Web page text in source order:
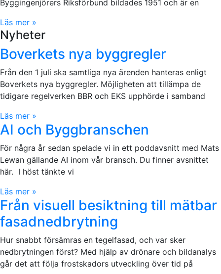
Byggingenjörers Riksförbund bildades 1951 och är en
Läs mer »
Nyheter
Boverkets nya byggregler
Från den 1 juli ska samtliga nya ärenden hanteras enligt
Boverkets nya byggregler. Möjligheten att tillämpa de
tidigare regelverken BBR och EKS upphörde i samband
Läs mer »
AI och Byggbranschen
För några år sedan spelade vi in ett poddavsnitt med Mats
Lewan gällande AI inom vår bransch. Du finner avsnittet
här. I höst tänkte vi
Läs mer »
Från visuell besiktning till mätbar
fasadnedbrytning
Hur snabbt försämras en tegelfasad, och var sker
nedbrytningen först? Med hjälp av drönare och bildanalys
går det att följa frostskadors utveckling över tid på